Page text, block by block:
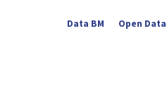
Open Data
Data BM